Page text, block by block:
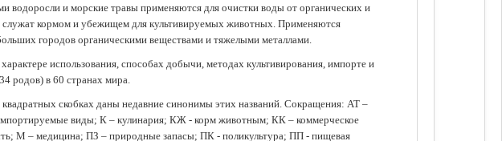
водоросли и морские травы применяются для очистки воды от органических и
служат кормом и убежищем для культивируемых животных. Применяются
городов органическими веществами и тяжелыми металлами.
использования, способах добычи, методах культивирования, импорте и
родов) в 60 странах мира.
скобках даны недавние синонимы этих названий. Сокращения: АТ –
виды; К – кулинария; КЖ - корм животным; КК – коммерческое
М – медицина; ПЗ – природные запасы; ПК - поликультура; ПП - пищевая